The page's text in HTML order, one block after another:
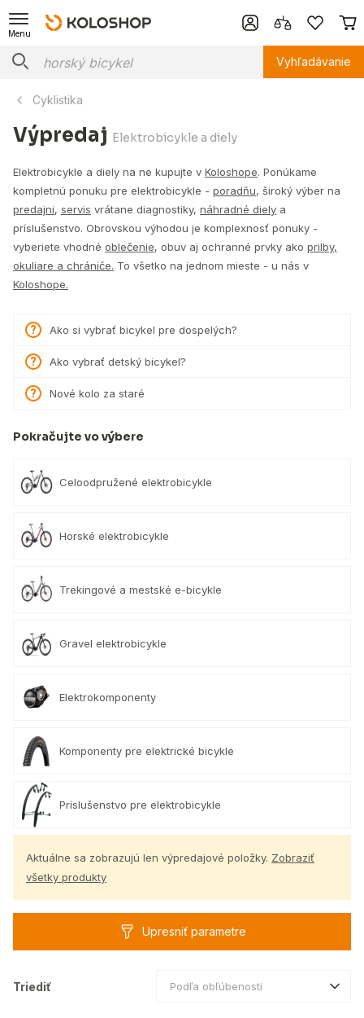
Menu
Vyhľadávanie
Cyklistika
Výpredaj Elektrobicykle a diely
Elektrobicykle a diely na ne kupujte v Koloshope. Ponúkame
kompletnú ponuku pre elektrobicykle - poradňu, široký výber na
predajni, servis vrátane diagnostiky, náhradné diely a
príslušenstvo. Obrovskou výhodou je komplexnosť ponuky -
vyberiete vhodné oblečenie, obuv aj ochranné prvky ako prilby,
okuliare a chrániče. To všetko na jednom mieste - u nás v
Koloshope.
Ako si vybrať bicykel pre dospelých?
Ako vybrať detský bicykel?
Nové kolo za staré
Pokračujte vo výbere
Celoodpružené elektrobicykle
Horské elektrobicykle
Trekingové a mestské e-bicykle
Gravel elektrobicykle
Elektrokomponenty
Komponenty pre elektrické bicykle
Príslušenstvo pre elektrobicykle
Aktuálne sa zobrazujú len výpredajové položky. Zobraziť
všetky produkty
Upresniť parametre
Triediť Podľa obľúbenosti